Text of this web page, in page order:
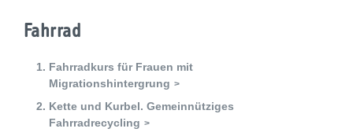
Nachhaltigkeitsbeirat
Berichterstattung
Biostadt
Fahrrad
Fahrradkurs für Frauen mit
Migrationshintergrung
Kette und Kurbel. Gemeinnütziges
Fahrradrecycling